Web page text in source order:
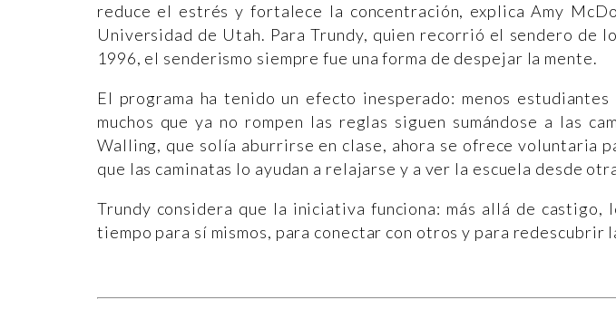
reduce el estrés y fortalece la concentración, explica Amy
Universidad de Utah. Para Trundy, quien recorrió el sendero de
1996, el senderismo siempre fue una forma de despejar la mente.
El programa ha tenido un efecto inesperado: menos
muchos que ya no rompen las reglas siguen sumándose a las
Walling, que solía aburrirse en clase, ahora se ofrece voluntaria
que las caminatas lo ayudan a relajarse y a ver la escuela desde
Trundy considera que la iniciativa funciona: más allá de castigo,
tiempo para sí mismos, para conectar con otros y para redescubrir